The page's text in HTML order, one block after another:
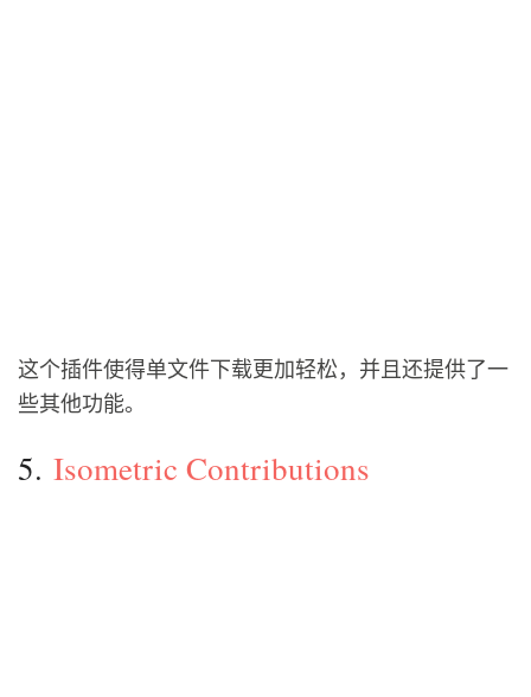
这个插件使得单文件下载更加轻松，并且还提供了一
些其他功能。
5. Isometric Contributions